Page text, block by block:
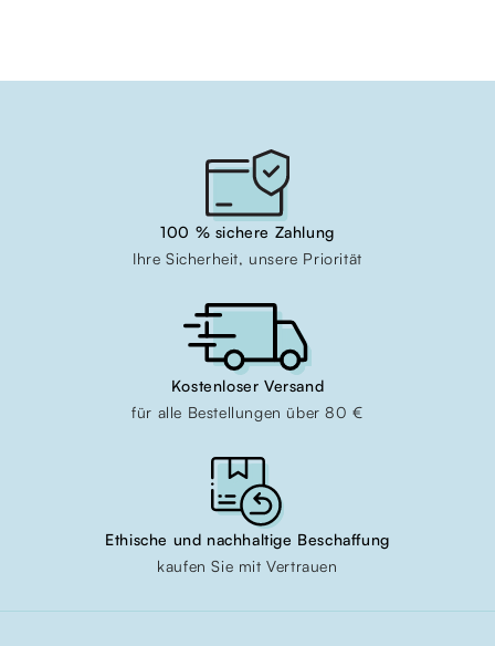
100 % sichere Zahlung
Ihre Sicherheit, unsere Priorität
Kostenloser Versand
für alle Bestellungen über 80 €
Ethische und nachhaltige Beschaffung
kaufen Sie mit Vertrauen